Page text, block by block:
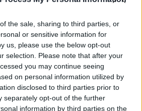
the sale, sharing to third parties, or
or sensitive information for
us, please use the below opt-out
selection. Please note that after your
you may continue seeing
on personal information utilized by
disclosed to third parties prior to
separately opt-out of the further
information by third parties on the